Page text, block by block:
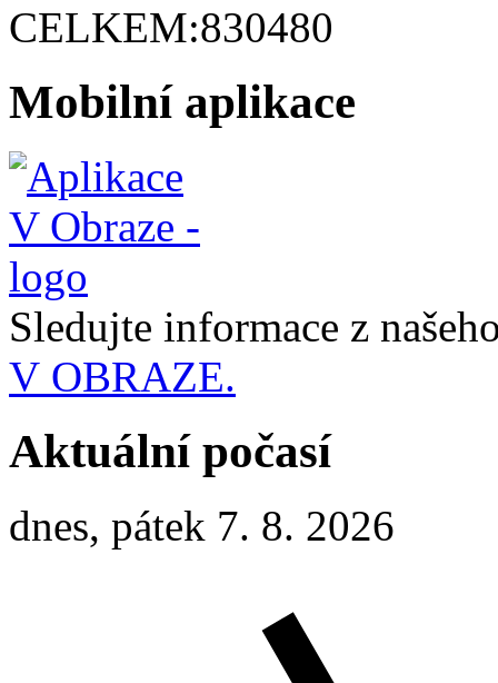
CELKEM:830480
Mobilní aplikace
Sledujte informace z
V OBRAZE.
Aktuální počasí
dnes, pátek 7. 8. 2026